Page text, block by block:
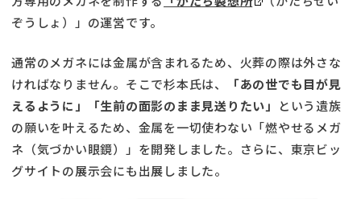
ぞうしょ）」の運営です。
通常のメガネには金属が含まれるため、火葬の際は外さな
ければなりません。そこで杉本氏は、
「あの世でも目が見
えるように」「生前の面影のまま見送りたい」
という遺族
の願いを叶えるため、金属を一切使わない「燃やせるメガ
ネ（気づかい眼鏡）」を開発しました。さらに、東京ビッ
グサイトの展示会にも出展しました。